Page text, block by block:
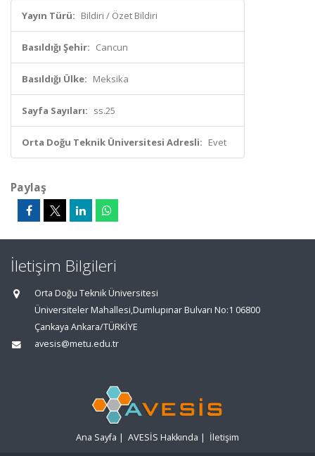
Yayın Türü: Bildiri / Özet Bildiri
Basıldığı Şehir: Cancun
Basıldığı Ülke: Meksika
Sayfa Sayıları: ss.25
Orta Doğu Teknik Üniversitesi Adresli: Evet
Paylaş
İletişim Bilgileri
Orta Doğu Teknik Üniversitesi
Üniversiteler Mahallesi,Dumlupınar Bulvarı No:1 06800
Çankaya Ankara/TÜRKİYE
avesis@metu.edu.tr
Ana Sayfa | AVESİS Hakkında | İletişim